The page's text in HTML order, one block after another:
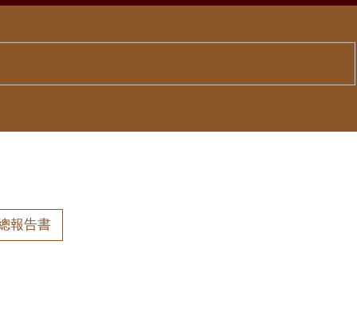
報告書